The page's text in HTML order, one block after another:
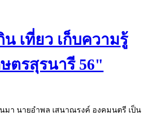
เที่ยว เก็บความรู้
ตรสุรนารี 56"
มา นายอำพล เสนาณรงค์ องคมนตรี เป็น